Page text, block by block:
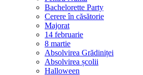
Bachelorette Party
Cerere în căsătorie
Majorat
14 februarie
8 martie
Absolvirea Grădiniței
Absolvirea școlii
Halloween